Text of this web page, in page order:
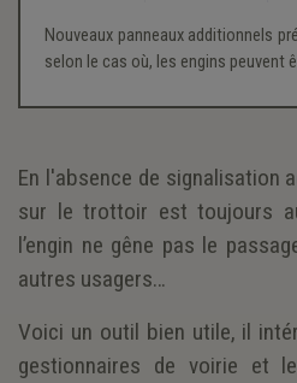
Nouveaux panneaux additionnels
selon le cas où, les engins peuvent
En l'absence de signalisation
sur le trottoir est toujours
l’engin ne gêne pas le
autres usagers…
Voici un outil bien utile, il
gestionnaires de voirie et